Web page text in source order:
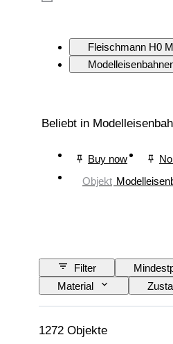
Fleischmann H0
Beliebt in
Buy now
Objekt
Filter
Material
Eisenbahngesellschaft
1272 Objekte